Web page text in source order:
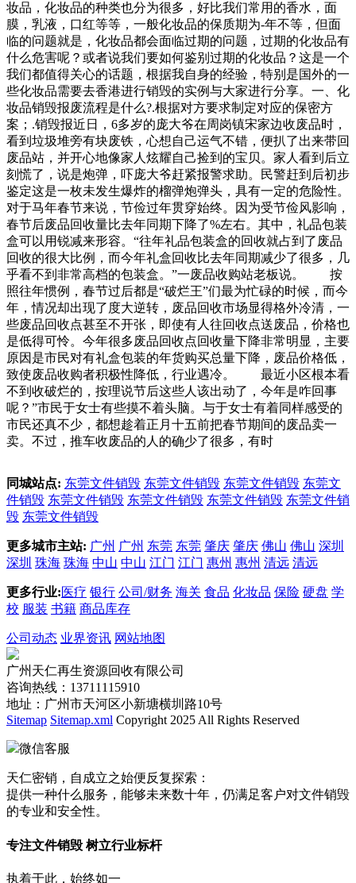
妆品，化妆品的种类也分为很多，好比我们常用的香水，面
膜，乳液，口红等等，一般化妆品的保质期为-年不等，但面
临的问题就是，化妆品都会面临过期的问题，过期的化妆品有
什么危害呢？或者说我们要如何鉴别过期的化妆品？这是一个
我们都值得关心的话题，根据我自身的经验，特别是国外的一
些化妆品需要去香港进行销毁的实例与大家进行分享。一、化
妆品销毁报废流程是什么?.根据对方要求制定对应的保密方
案；.销毁报近日，6多岁的庞大爷在周岗镇宋家边收废品时，
看到垃圾堆旁有块废铁，心想自己运气不错，便扒了出来带回
废品站，并开心地像家人炫耀自己捡到的宝贝。家人看到后立
刻慌了，说是炮弹，吓庞大爷赶紧报警求助。民警赶到后初步
鉴定这是一枚未发生爆炸的榴弹炮弹头，具有一定的危险性。
对于马年春节来说，节俭过年贯穿始终。因为受节俭风影响，
春节后废品回收量比去年同期下降了%左右。其中，礼品包装
盒可以用锐减来形容。“往年礼品包装盒的回收就占到了废品
回收的很大比例，而今年礼盒回收比去年同期减少了很多，几
乎看不到非常高档的包装盒。”一废品收购站老板说。 按
照往年惯例，春节过后都是“破烂王”们最为忙碌的时候，而今
年，情况却出现了度大逆转，废品回收市场显得格外冷清，一
些废品回收点甚至不开张，即使有人往回收点送废品，价格也
是低得可怜。今年很多废品回收点回收量下降非常明显，主要
原因是市民对有礼盒包装的年货购买总量下降，废品价格低，
致使废品收购者积极性降低，行业遇冷。 最近小区根本看
不到收破烂的，按理说节后这些人该出动了，今年是咋回事
呢？”市民于女士有些摸不着头脑。与于女士有着同样感受的
市民还真不少，都想趁着正月十五前把春节期间的废品卖一
卖。不过，推车收废品的人的确少了很多，有时
同城站点: 东莞文件销毁 东莞文件销毁 东莞文件销毁 东莞文
件销毁 东莞文件销毁 东莞文件销毁 东莞文件销毁 东莞文件销
毁 东莞文件销毁
更多城市主站: 广州 广州 东莞 东莞 肇庆 肇庆 佛山 佛山 深圳
深圳 珠海 珠海 中山 中山 江门 江门 惠州 惠州 清远 清远
更多行业: 医疗 银行 公司/财务 海关 食品 化妆品 保险 硬盘 学
校 服装 书籍 商品库存
公司动态 业界资讯 网站地图
广州天仁再生资源回收有限公司
咨询热线：13711115910
地址：广州市天河区小新塘横圳路10号
Sitemap Sitemap.xml Copyright 2025 All Rights Reserved
微信客服
天仁密销，自成立之始便反复探索：
提供一种什么服务，能够未来数十年，仍满足客户对文件销毁
的专业和安全性。
专注文件销毁 树立行业标杆
执着于此，始终如一